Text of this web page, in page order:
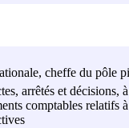
cheffe du pôle
arrêtés et
comptables